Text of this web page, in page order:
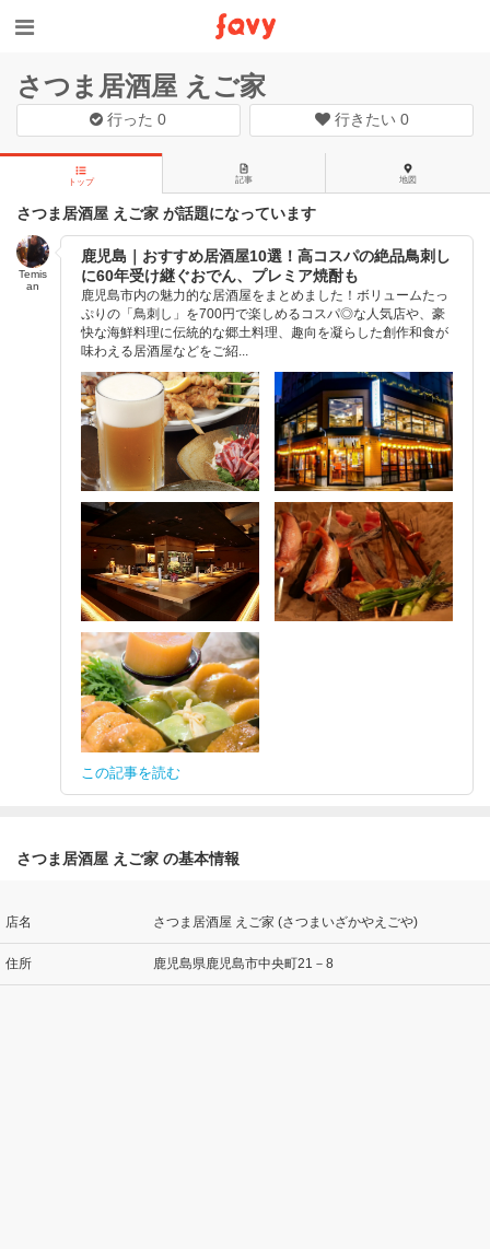
さつま居酒屋 えご家
行った0 行きたい 0
トップ 記事 地図
さつま居酒屋 えご家 が話題になっています
Temis
an
鹿児島｜おすすめ居酒屋10選！高コスパの絶品鳥刺し
に60年受け継ぐおでん、プレミア焼酎も
鹿児島市内の魅力的な居酒屋をまとめました！ボリュームたっ
ぷりの「鳥刺し」を700円で楽しめるコスパ◎な人気店や、豪
快な海鮮料理に伝統的な郷土料理、趣向を凝らした創作和食が
味わえる居酒屋などをご紹...
この記事を読む
さつま居酒屋 えご家 の基本情報
店名 さつま居酒屋 えご家 (さつまいざかやえごや)
住所 鹿児島県鹿児島市中央町21－8